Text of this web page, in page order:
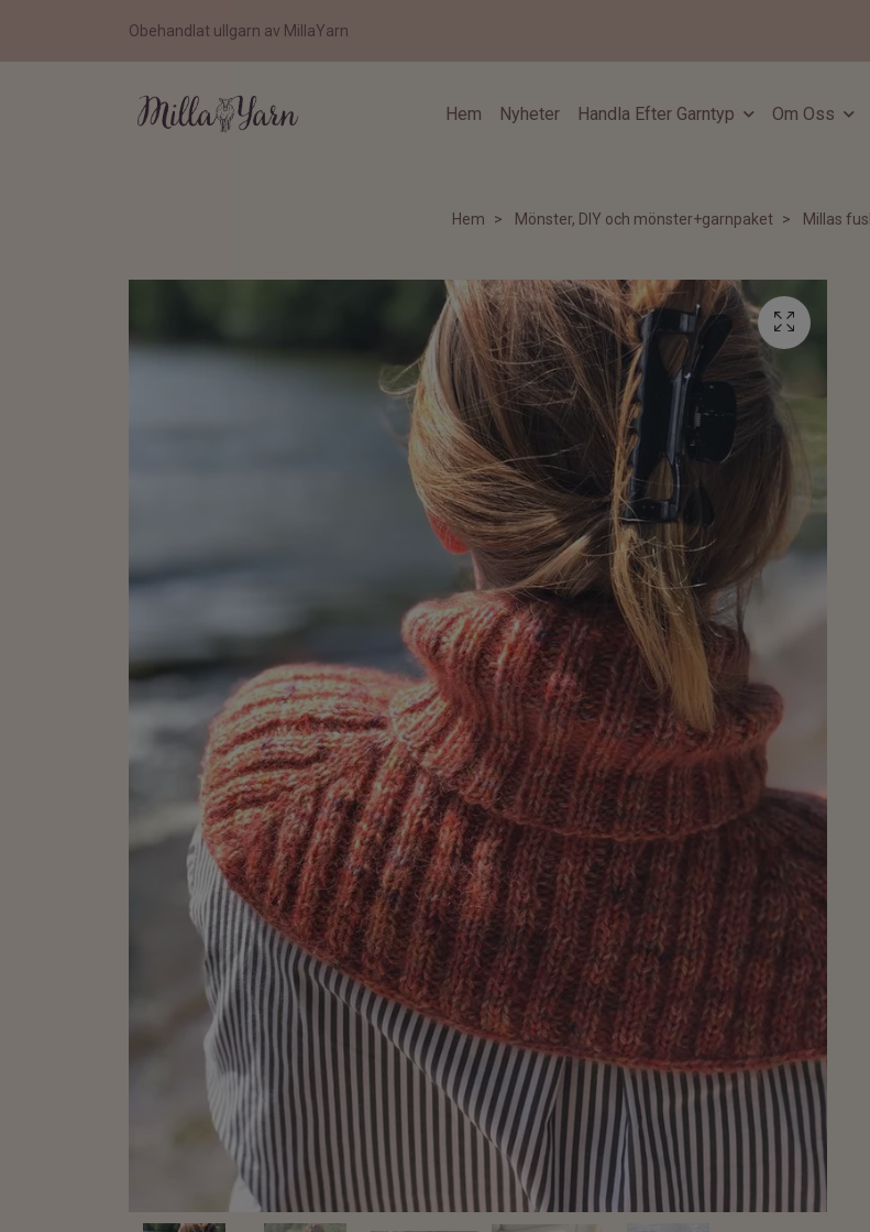
Obehandlat ullgarn av MillaYarn
Hem Nyheter Handla Efter Garntyp Om Oss
Hem Mönster, DIY och mönster+garnpaket Millas